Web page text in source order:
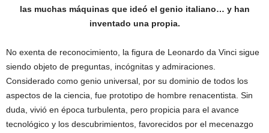
las muchas máquinas que ideó el genio italiano… y han
inventado una propia.
No exenta de reconocimiento, la figura de Leonardo da Vinci sigue
siendo objeto de preguntas, incógnitas y admiraciones.
Considerado como genio universal, por su dominio de todos los
aspectos de la ciencia, fue prototipo de hombre renacentista. Sin
duda, vivió en época turbulenta, pero propicia para el avance
tecnológico y los descubrimientos, favorecidos por el mecenazgo